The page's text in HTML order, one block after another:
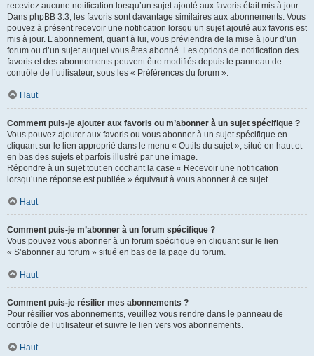
receviez aucune notification lorsqu’un sujet ajouté aux favoris était mis à jour.
Dans phpBB 3.3, les favoris sont davantage similaires aux abonnements. Vous
pouvez à présent recevoir une notification lorsqu’un sujet ajouté aux favoris est
mis à jour. L’abonnement, quant à lui, vous préviendra de la mise à jour d’un
forum ou d’un sujet auquel vous êtes abonné. Les options de notification des
favoris et des abonnements peuvent être modifiés depuis le panneau de
contrôle de l’utilisateur, sous les « Préférences du forum ».
Haut
Comment puis-je ajouter aux favoris ou m’abonner à un sujet spécifique ?
Vous pouvez ajouter aux favoris ou vous abonner à un sujet spécifique en
cliquant sur le lien approprié dans le menu « Outils du sujet », situé en haut et
en bas des sujets et parfois illustré par une image.
Répondre à un sujet tout en cochant la case « Recevoir une notification
lorsqu’une réponse est publiée » équivaut à vous abonner à ce sujet.
Haut
Comment puis-je m’abonner à un forum spécifique ?
Vous pouvez vous abonner à un forum spécifique en cliquant sur le lien
« S’abonner au forum » situé en bas de la page du forum.
Haut
Comment puis-je résilier mes abonnements ?
Pour résilier vos abonnements, veuillez vous rendre dans le panneau de
contrôle de l’utilisateur et suivre le lien vers vos abonnements.
Haut